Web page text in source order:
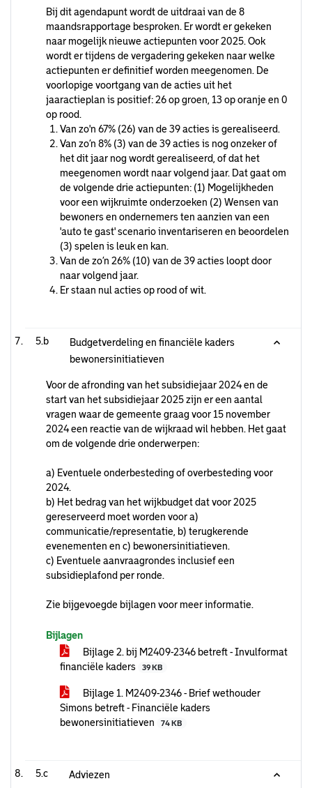
Bij dit agendapunt wordt de uitdraai van de 8
maandsrapportage besproken. Er wordt er gekeken
naar mogelijk nieuwe actiepunten voor 2025. Ook
wordt er tijdens de vergadering gekeken naar welke
actiepunten er definitief worden meegenomen. De
voorlopige voortgang van de acties uit het
jaaractieplan is positief: 26 op groen, 13 op oranje en 0
op rood.
Van zo'n 67% (26) van de 39 acties is gerealiseerd.
Van zo’n 8% (3) van de 39 acties is nog onzeker of
het dit jaar nog wordt gerealiseerd, of dat het
meegenomen wordt naar volgend jaar. Dat gaat om
de volgende drie actiepunten: (1) Mogelijkheden
voor een wijkruimte onderzoeken (2) Wensen van
bewoners en ondernemers ten aanzien van een
'auto te gast' scenario inventariseren en beoordelen
(3) spelen is leuk en kan.
Van de zo’n 26% (10) van de 39 acties loopt door
naar volgend jaar.
Er staan nul acties op rood of wit.
5.b
Budgetverdeling en financiële kaders
bewonersinitiatieven
Voor de afronding van het subsidiejaar 2024 en de
start van het subsidiejaar 2025 zijn er een aantal
vragen waar de gemeente graag voor 15 november
2024 een reactie van de wijkraad wil hebben. Het gaat
om de volgende drie onderwerpen:
a) Eventuele onderbesteding of overbesteding voor
2024.
b) Het bedrag van het wijkbudget dat voor 2025
gereserveerd moet worden voor a)
communicatie/representatie, b) terugkerende
evenementen en c) bewonersinitiatieven.
c) Eventuele aanvraagrondes inclusief een
subsidieplafond per ronde.
Zie bijgevoegde bijlagen voor meer informatie.
Bijlagen
Bijlage 2. bij M2409-2346 betreft - Invulformat
financiële kaders
39 KB
Bijlage 1. M2409-2346 - Brief wethouder
Simons betreft - Financiële kaders
bewonersinitiatieven
74 KB
5.c Adviezen